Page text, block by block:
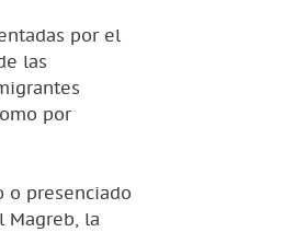
por el
las
por
o presenciado
Magreb, la